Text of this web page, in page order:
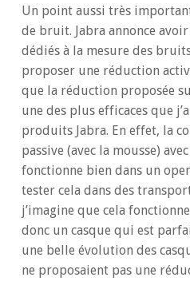
Un point aussi très
de bruit. Jabra annonce
dédiés à la mesure des
proposer une réduction
que la réduction proposée
une des plus efficaces que
produits Jabra. En effet, la
passive (avec la mousse)
fonctionne bien dans un open
tester cela dans des
j’imagine que cela
donc un casque qui est
une belle évolution des
ne proposaient pas une